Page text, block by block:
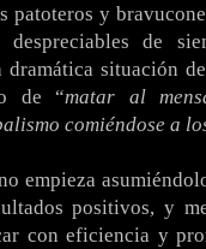
patoteros y
de
situación
de “matar al
comiéndose a
empieza
positivos, y
con eficiencia y